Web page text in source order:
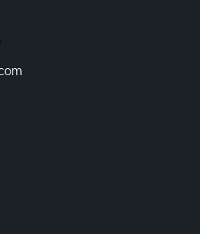
อบอุ่นเกินคาด
ดซีซั่นคือความขัดแย้งระหว่าง